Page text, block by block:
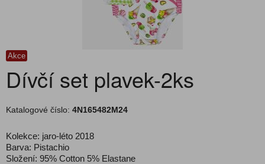
Akce
Dívčí set plavek-2ks
Katalogové číslo: 4N165482M24
Kolekce: jaro-léto 2018
Barva: Pistachio
Složení: 95% Cotton 5% Elastane